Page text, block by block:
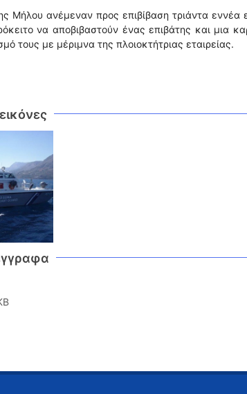
Μήλου ανέμεναν προς επιβίβαση τριάντα
να αποβιβαστούν ένας επιβάτης και μια
τους με μέριμνα της πλοιοκτήτριας εταιρείας.